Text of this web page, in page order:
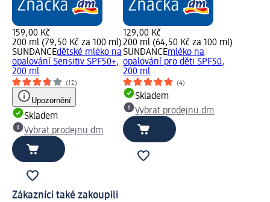
159,00 Kč
200 ml (79,50 Kč za 100 ml)
SUNDANCEdětské mléko na
opalování Sensitiv SPF50+,
200 ml
(12)
Upozornění
Skladem
Vybrat prodejnu dm
129,00 Kč
200 ml (64,50 Kč za 100 ml)
SUNDANCEmléko na
opalování pro děti SPF50,
200 ml
(4)
Skladem
Vybrat prodejnu dm
Zákazníci také zakoupili